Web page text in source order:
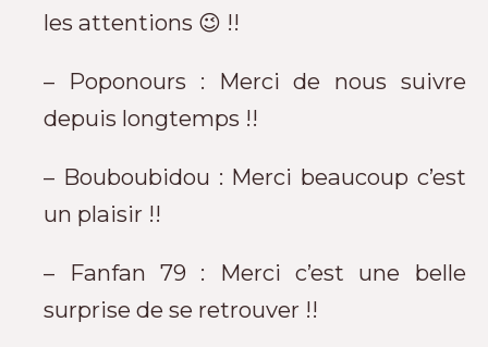
les attentions 😉 !!
– Poponours : Merci de nous suivre
depuis longtemps !!
– Bouboubidou : Merci beaucoup c’est
un plaisir !!
– Fanfan 79 : Merci c’est une belle
surprise de se retrouver !!